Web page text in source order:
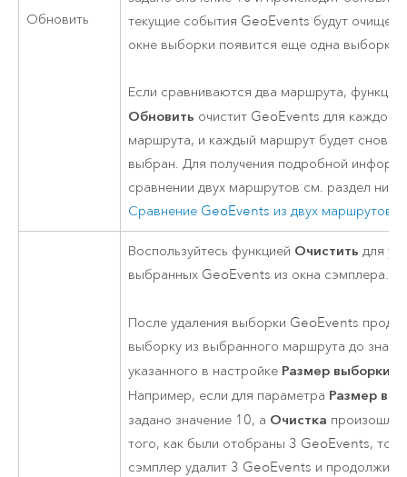
Обновить
текущие события GeoEvents будут
окне выборки появится еще одна выборка
Если сравниваются два маршрута, функция
Обновить очистит GeoEvents для каждого
маршрута, и каждый маршрут будет снова
выбран. Для получения подробной
сравнении двух маршрутов см. раздел ниже
Сравнение GeoEvents из двух маршрутов
Воспользуйтесь функцией Очистить для
выбранных GeoEvents из окна сэмплера.
После удаления выборки GeoEvents
выборку из выбранного маршрута до
указанного в настройке Размер выборки
Например, если для параметра Размер
задано значение 10, а Очистка произошла
того, как были отобраны 3 GeoEvents, то
сэмплер удалит 3 GeoEvents и продолжит